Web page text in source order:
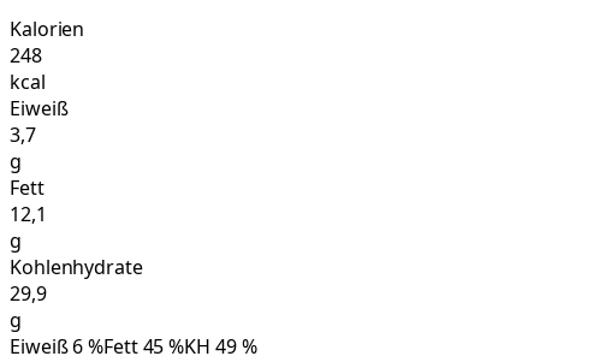
Kalorien
248
kcal
Eiweiß
3,7
g
Fett
12,1
g
Kohlenhydrate
29,9
g
Eiweiß6%Fett45%KH 49%